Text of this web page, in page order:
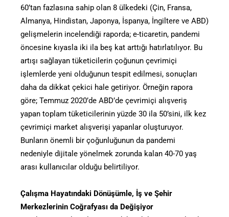
60’tan fazlasına sahip olan 8 ülkedeki (Çin, Fransa,
Almanya, Hindistan, Japonya, İspanya, İngiltere ve ABD)
gelişmelerin incelendiği raporda; e-ticaretin, pandemi
öncesine kıyasla iki ila beş kat arttığı hatırlatılıyor. Bu
artışı sağlayan tüketicilerin çoğunun çevrimiçi
işlemlerde yeni olduğunun tespit edilmesi, sonuçları
daha da dikkat çekici hale getiriyor. Örneğin rapora
göre; Temmuz 2020’de ABD’de çevrimiçi alışveriş
yapan toplam tüketicilerinin yüzde 30 ila 50’sini, ilk kez
çevrimiçi market alışverişi yapanlar oluşturuyor.
Bunların önemli bir çoğunluğunun da pandemi
nedeniyle dijitale yönelmek zorunda kalan 40-70 yaş
arası kullanıcılar olduğu belirtiliyor.
Çalışma Hayatındaki Dönüşümle, İş ve Şehir
Merkezlerinin Coğrafyası da Değişiyor